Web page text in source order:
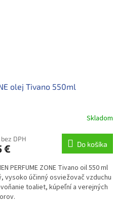
olej Tivano 550ml
Skladom
DPH
€ Do košíka
PERFUME ZONE Tivano oil 550 ml
vysoko účinný osviežovač vzduchu
toaliet, kúpeľní a verejných